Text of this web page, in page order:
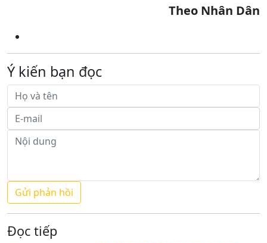
Theo Nhân Dân
Ý kiến bạn đọc
Đọc tiếp